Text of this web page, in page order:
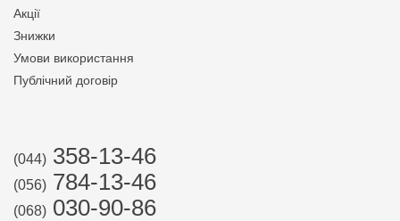
Акції
Знижки
Умови використання
Публічний договір
(044) 358-13-46
(056) 784-13-46
(068) 030-90-86